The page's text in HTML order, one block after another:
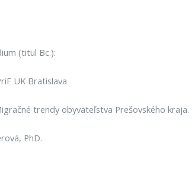
(titul Bc.):
UK Bratislava
trendy obyvateľstva Prešovského kraja.
PhD.